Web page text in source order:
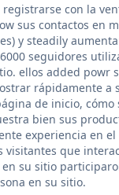
con la
sus contactos en
y steadily
seguidores
ellos added powr
rápidamente a
de inicio, cómo
bien sus
experiencia en
visitantes que
su sitio
en su sitio.